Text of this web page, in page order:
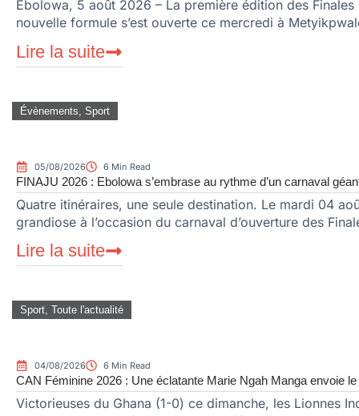
Ebolowa, 5 août 2026 – La première édition des
nouvelle formule s’est ouverte ce mercredi à
Lire la suite
Évènements Sport
05/08/2026 6 Min Read
FINAJU 2026 : Ebolowa s’embrase au rythme d’un carnaval
Quatre itinéraires, une seule destination. Le mardi 04
grandiose à l’occasion du carnaval d’ouverture des
Lire la suite
Sport, Toute l'actualité
04/08/2026 6 Min Read
CAN Féminine 2026 : Une éclatante Marie Ngah Manga envoie
Victorieuses du Ghana (1-0) ce dimanche, les Lionnes